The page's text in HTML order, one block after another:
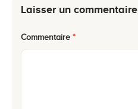
Laisser un commentaire
Commentaire *